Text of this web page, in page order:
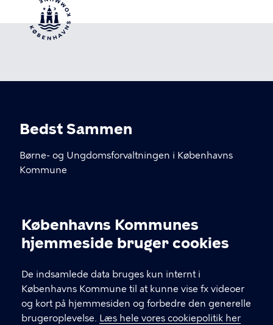
Cookieindstillinger
Københavns Kommunes
hjemmeside bruger cookies
De indsamlede data bruges kun internt i
Københavns Kommune til at kunne vise fx videoer
og kort på hjemmesiden og forbedre den generelle
brugeroplevelse. Læs hele vores cookiepolitik her
Bedst Sammen
Børne- og Ungdomsforvaltningen i Københavns
Kommune
kommunikation@buf.kk.dk
LINKS
BUFX – teknologiforståelse i skolen